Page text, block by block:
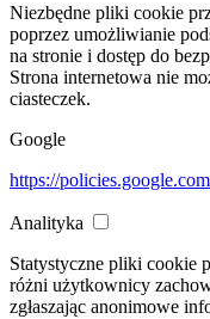
Niezbędne pliki cookie
poprzez umożliwianie
na stronie i dostęp do
Strona internetowa nie
ciasteczek.
Google
https://
Analityka
Statystyczne pliki cookie
różni użytkownicy
zgłaszając anonimowe